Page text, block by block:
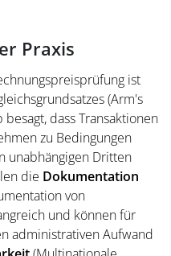
Praxis
ist
(Arm's
dass Transaktionen
zu Bedingungen
unabhängigen Dritten
die Dokumentation
von
und können für
administrativen Aufwand